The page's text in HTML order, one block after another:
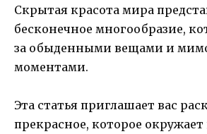
Скрытая красота мира
бесконечное многообразие,
за обыденными вещами и
моментами.
Эта статья приглашает вас
прекрасное, которое